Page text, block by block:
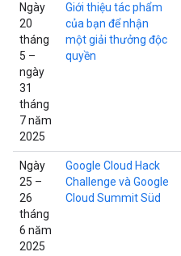
Ngày
20
tháng
5 –
ngày
31
tháng
7 năm
2025
Giới thiệu tác phẩm
của bạn để nhận
một giải thưởng độc
quyền
Ngày
25 –
26
tháng
6 năm
2025
Google Cloud Hack
Challenge và Google
Cloud Summit Süd